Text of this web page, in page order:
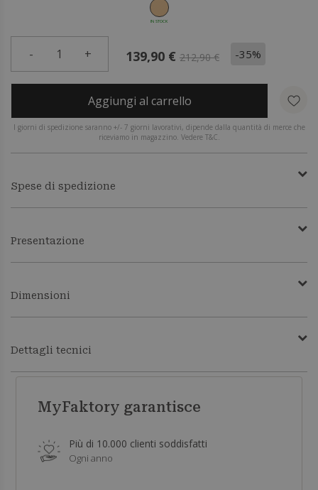
IN STOCK
- 1 + 139,90 € 212,90 € -35%
Aggiungi al carrello
I giorni di spedizione saranno +/- 7 giorni lavorativi, dipende dalla quantità di merce che
riceviamo in magazzino. Vedere T&C.
Spese di spedizione
Presentazione
Dimensioni
Dettagli tecnici
MyFaktory garantisce
Più di 10.000 clienti soddisfatti
Ogni anno